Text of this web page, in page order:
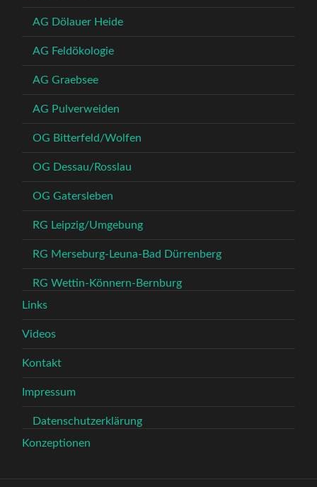
AG Dölauer Heide
AG Feldökologie
AG Graebsee
AG Pulverweiden
OG Bitterfeld/Wolfen
OG Dessau/Rosslau
OG Gatersleben
RG Leipzig/Umgebung
RG Merseburg-Leuna-Bad Dürrenberg
RG Wettin-Könnern-Bernburg
Links
Videos
Kontakt
Impressum
Datenschutzerklärung
Konzeptionen